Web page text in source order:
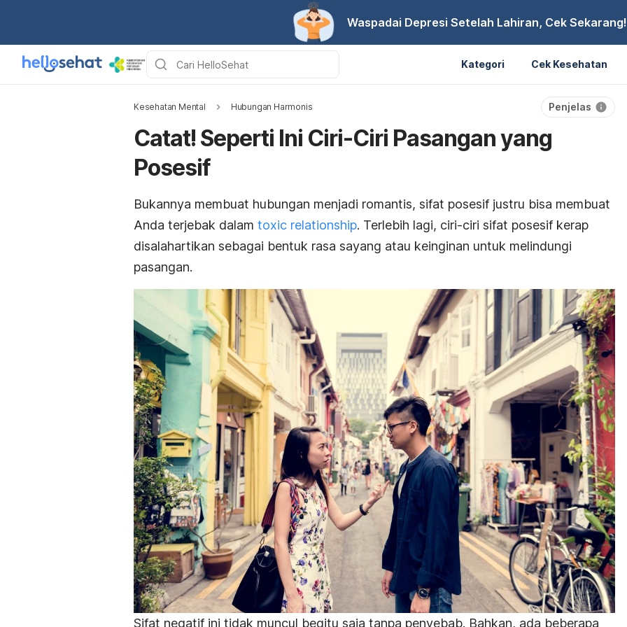
Waspadai Depresi Setelah Lahiran, Cek Sekarang!
Kategori Cek Kesehatan
Kesehatan Mental Hubungan Harmonis Penjelas
Catat! Seperti Ini Ciri-Ciri Pasangan yang
Posesif
Bukannya membuat hubungan menjadi romantis, sifat posesif justru bisa membuat
Anda terjebak dalam toxic relationship. Terlebih lagi, ciri-ciri sifat posesif kerap
disalahartikan sebagai bentuk rasa sayang atau keinginan untuk melindungi
pasangan.
Sifat negatif ini tidak muncul begitu saja tanpa penyebab. Bahkan, ada beberapa